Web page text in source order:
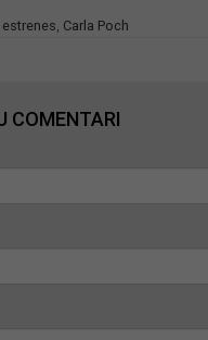
estrenes, Carla Poch
COMENTARI